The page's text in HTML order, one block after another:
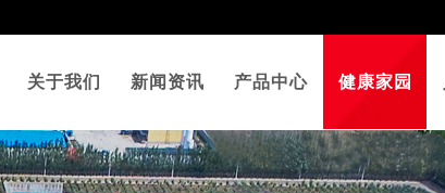
关于我们 新闻资讯 产品中心 健康家园